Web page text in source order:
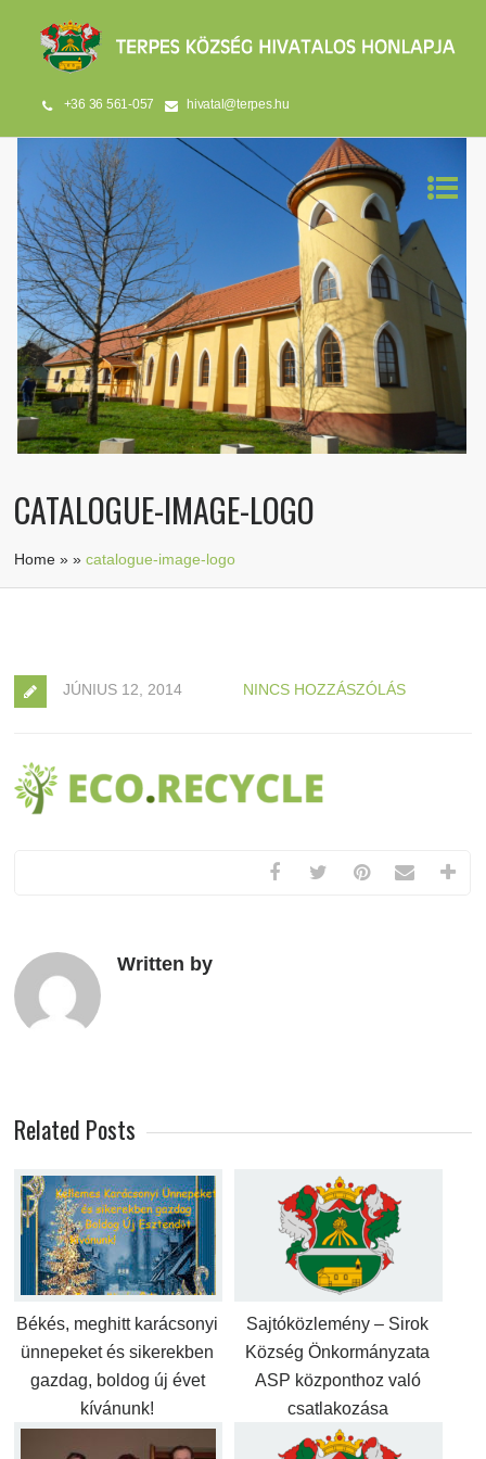
+36 36 561-057 hivatal@terpes.hu
CATALOGUE-IMAGE-LOGO
Home »»catalogue-image-logo
JÚNIUS 12, 2014 NINCS HOZZÁSZÓLÁS
Written by
Related Posts
Békés, meghitt karácsonyi
ünnepeket és sikerekben
gazdag, boldog új évet
kívánunk!
Sajtóközlemény – Sirok
Község Önkormányzata
ASP központhoz való
csatlakozása